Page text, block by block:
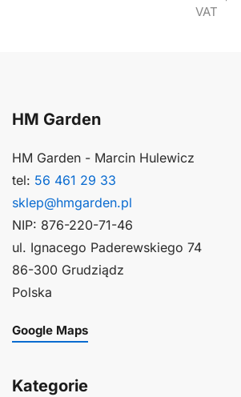
VAT
HM Garden
HM Garden - Marcin Hulewicz
tel: 56 461 29 33
sklep@hmgarden.pl
NIP: 876-220-71-46
ul. Ignacego Paderewskiego 74
86-300 Grudziądz
Polska
Google Maps
Kategorie